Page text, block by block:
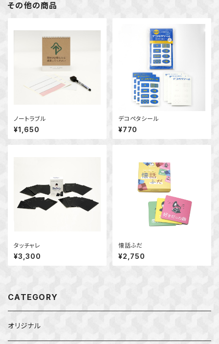
その他の商品
ノートラブル
¥1,650
デコペタシール
¥770
タッチャレ
¥3,300
懐話ふだ
¥2,750
CATEGORY
オリジナル